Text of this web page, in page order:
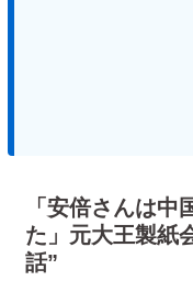
「安倍さんは
た」元大王製紙
話”